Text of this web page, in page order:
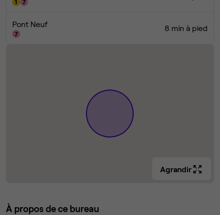
Pont Neuf 8 min à pied
Agrandir
À propos de ce bureau